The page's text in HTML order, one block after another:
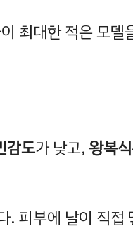
이 최대한 적은 모델
감도가 낮고, 왕복식
. 피부에 날이 직접